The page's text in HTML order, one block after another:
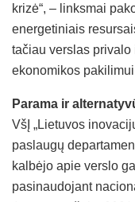
krizė“, – linksmai
energetiniais
tačiau verslas
ekonomikos
Parama ir
VšĮ „Lietuvos
paslaugų
kalbėjo apie verslo
pasinaudojant